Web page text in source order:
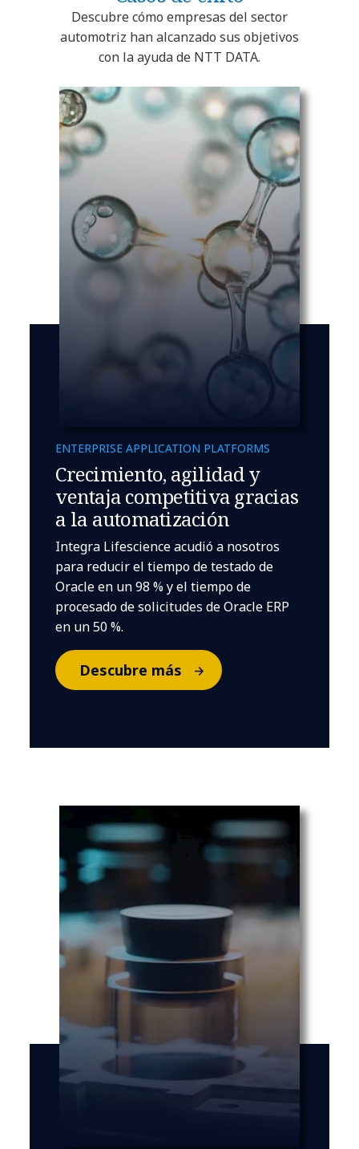
Descubre cómo empresas del sector
automotriz han alcanzado sus objetivos
con la ayuda de NTT DATA.
ENTERPRISE APPLICATION PLATFORMS
Crecimiento, agilidad y
ventaja competitiva gracias
a la automatización
Integra Lifescience acudió a nosotros
para reducir el tiempo de testado de
Oracle en un 98 % y el tiempo de
procesado de solicitudes de Oracle ERP
en un 50 %.
Descubre más